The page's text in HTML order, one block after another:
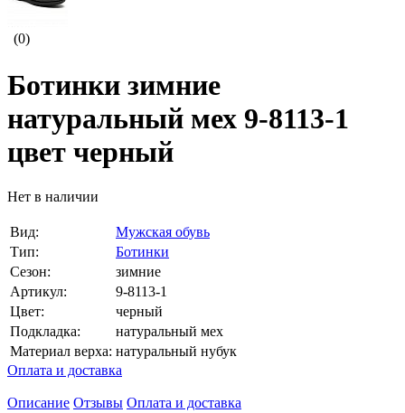
(0)
Ботинки зимние
натуральный мех 9-8113-1
цвет черный
Нет в наличии
Вид:
Мужская обувь
Тип:
Ботинки
Сезон:
зимние
Артикул:
9-8113-1
Цвет:
черный
Подкладка:
натуральный мех
Материал верха: натуральный нубук
Оплата и доставка
Описание Отзывы Оплата и доставка